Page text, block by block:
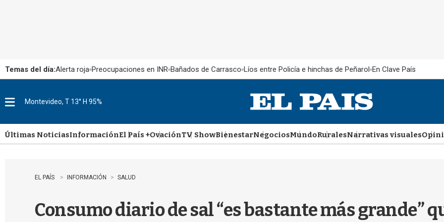
Temas del día:Alerta roja Preocupaciones en INR Bañados de Carrasco Líos entre Policía e hinchas de Peñarol En Clave País
u
Montevideo, T 13° H 95%
Últimas NoticiasInformaciónEl País +OvaciónTV ShowBienestarNegociosMundoRuralesNarrativas visuales
EL PAÍS INFORMACIÓN SALUD
Consumo diario de sal “es bastante más grande”